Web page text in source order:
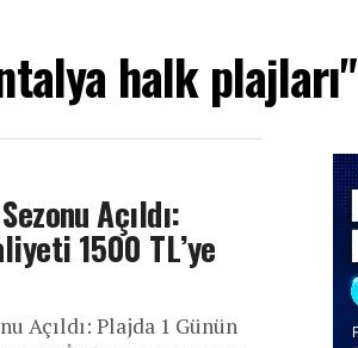
halk plajları"
Açıldı:
1500 TL’ye
Açıldı: Plajda 1 Günün